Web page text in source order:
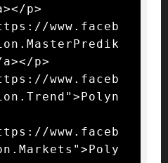
p>
www.faceb
p>
www.faceb
www.faceb